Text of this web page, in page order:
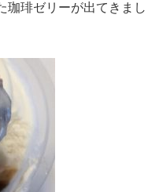
珈琲ゼリーが出てきまし